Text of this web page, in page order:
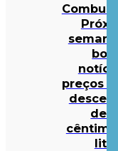
semana
boas
preços
descer
de 10
litro